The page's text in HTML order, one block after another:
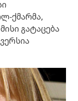
ქმარმა,
გატაცება